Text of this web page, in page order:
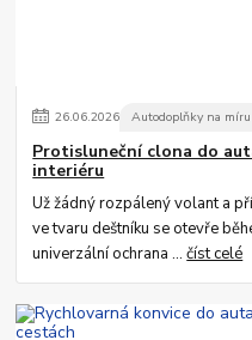
26.06.2026 Autodoplňky na
Protisluneční clona do
interiéru
Už žádný rozpálený volant a
ve tvaru deštníku se otevře
univerzální ochrana ...číst celé